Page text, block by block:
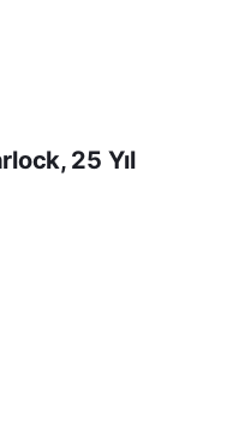
25 Yıl